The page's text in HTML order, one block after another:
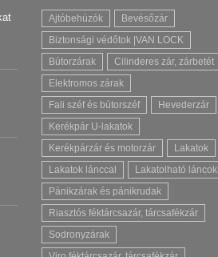
Ajtóbehúzók
Bevésőzár
Biztonsági védőtok |VAN LOCK
Bútorzárak
Cilinderes zár, zárbetét
Elektromos zárak
Fali széf és bútorszéf
Hevederzár
Kerékpár U-lakatok
Kerékpárzár és motorzár
Lakatok
Lakatok lánccal
Lakatolható láncok
Pánikzárak és pánikrudak
Riasztós féktárcsazár, tárcsafékzár
Sodronyzárak